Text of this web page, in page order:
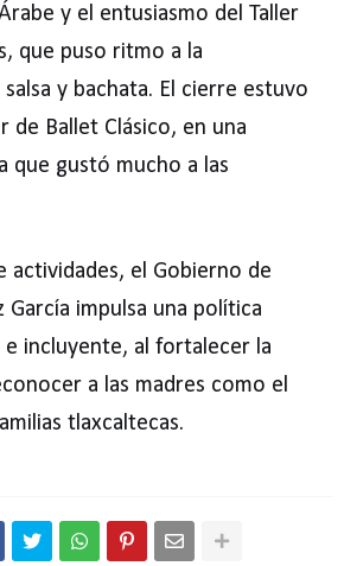
y el entusiasmo del Taller
que puso ritmo a la
y bachata. El cierre estuvo
de Ballet Clásico, en una
que gustó mucho a las
actividades, el Gobierno de
García impulsa una política
e incluyente, al fortalecer la
a las madres como el
tlaxcaltecas.